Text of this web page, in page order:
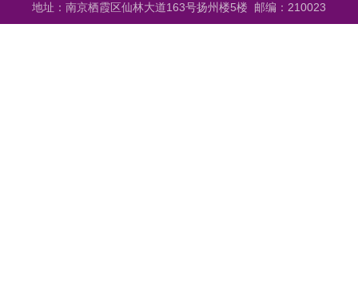
地址：南京栖霞区仙林大道163号扬州楼5楼 邮编：210023